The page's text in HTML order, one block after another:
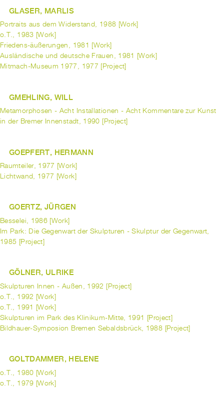
GLASER, MARLIS
Portraits aus dem Widerstand, 1988 [Work]
o.T., 1983 [Work]
Friedens-äußerungen, 1981 [Work]
Ausländische und deutsche Frauen, 1981 [Work]
Mitmach-Museum 1977, 1977 [Project]
GMEHLING, WILL
Metamorphosen - Acht Installationen - Acht Kommentare zur Kunst
in der Bremer Innenstadt, 1990 [Project]
GOEPFERT, HERMANN
Raumteiler, 1977 [Work]
Lichtwand, 1977 [Work]
GOERTZ, JÜRGEN
Besselei, 1986 [Work]
Im Park: Die Gegenwart der Skulpturen - Skulptur der Gegenwart,
1985 [Project]
GÖLNER, ULRIKE
Skulpturen Innen - Außen, 1992 [Project]
o.T., 1992 [Work]
o.T., 1991 [Work]
Skulpturen im Park des Klinikum-Mitte, 1991 [Project]
Bildhauer-Symposion Bremen Sebaldsbrück, 1988 [Project]
GOLTDAMMER, HELENE
o.T., 1980 [Work]
o.T., 1979 [Work]